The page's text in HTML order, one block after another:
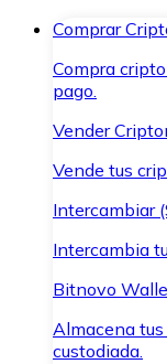
Comprar
Compra
pago.
Vender
Vende tus
Intercambiar
Intercambia
Bitnovo
Almacena
custodiada.